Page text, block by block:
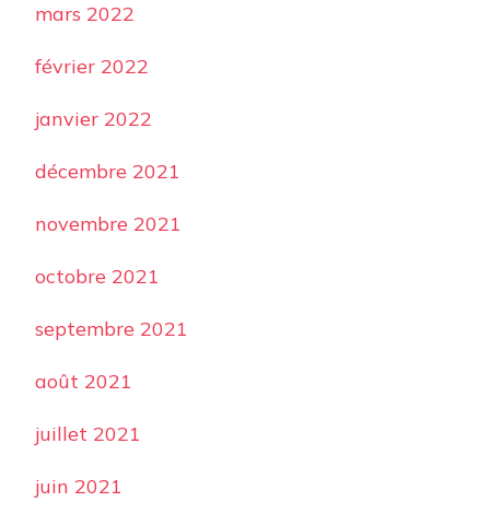
mars 2022
février 2022
janvier 2022
décembre 2021
novembre 2021
octobre 2021
septembre 2021
août 2021
juillet 2021
juin 2021